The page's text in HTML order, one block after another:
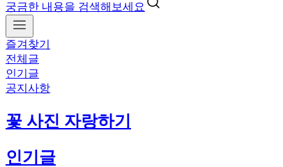
궁금한 내용을 검색해보세요
즐겨찾기
전체글
인기글
공지사항
꽃 사진 자랑하기
인기글